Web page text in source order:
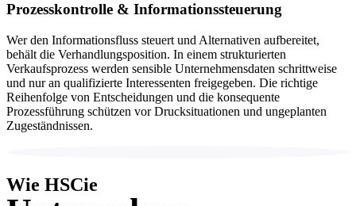
Prozesskontrolle & Informationssteuerung
Wer den Informationsfluss steuert und Alternativen aufbereitet,
behält die Verhandlungsposition. In einem strukturierten
Verkaufsprozess werden sensible Unternehmensdaten schrittweise
und nur an qualifizierte Interessenten freigegeben. Die richtige
Reihenfolge von Entscheidungen und die konsequente
Prozessführung schützen vor Drucksituationen und ungeplanten
Zugeständnissen.
Wie HSCie